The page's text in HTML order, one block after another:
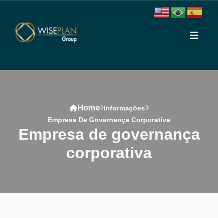
Home Informações
Empresa De Governança Corporativa
empresa de governança
corporativa